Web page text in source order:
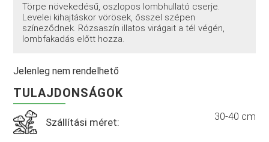
Törpe növekedésű, oszlopos lombhullató cserje.
Levelei kihajtáskor vörösek, ősszel szépen
színeződnek. Rózsaszín illatos virágait a tél végén,
lombfakadás előtt hozza.
Jelenleg nem rendelhető
TULAJDONSÁGOK
Szállítási méret: 30-40 cm